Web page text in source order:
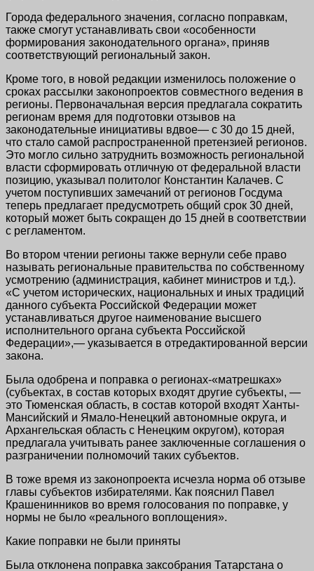
Города федерального значения, согласно поправкам,
также смогут устанавливать свои «особенности
формирования законодательного органа», приняв
соответствующий региональный закон.
Кроме того, в новой редакции изменилось положение о
сроках рассылки законопроектов совместного ведения в
регионы. Первоначальная версия предлагала сократить
регионам время для подготовки отзывов на
законодательные инициативы вдвое— с 30 до 15 дней,
что стало самой распространенной претензией регионов.
Это могло сильно затруднить возможность региональной
власти сформировать отличную от федеральной власти
позицию, указывал политолог Константин Калачев. С
учетом поступивших замечаний от регионов Госдума
теперь предлагает предусмотреть общий срок 30 дней,
который может быть сокращен до 15 дней в соответствии
с регламентом.
Во втором чтении регионы также вернули себе право
называть региональные правительства по собственному
усмотрению (администрация, кабинет министров и т.д.).
«С учетом исторических, национальных и иных традиций
данного субъекта Российской Федерации может
устанавливаться другое наименование высшего
исполнительного органа субъекта Российской
Федерации»,— указывается в отредактированной версии
закона.
Была одобрена и поправка о регионах-«матрешках»
(субъектах, в состав которых входят другие субъекты, —
это Тюменская область, в состав которой входят Ханты-
Мансийский и Ямало-Ненецкий автономные округа, и
Архангельская область с Ненецким округом), которая
предлагала учитывать ранее заключенные соглашения о
разграничении полномочий таких субъектов.
В тоже время из законопроекта исчезла норма об отзыве
главы субъектов избирателями. Как пояснил Павел
Крашенинников во время голосования по поправке, у
нормы не было «реального воплощения».
Какие поправки не были приняты
Была отклонена поправка заксобрания Татарстана о